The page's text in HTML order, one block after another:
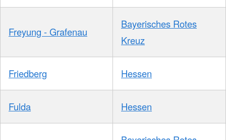
Freyung - Grafenau
Bayerisches Rotes
Kreuz
Friedberg Hessen
Fulda Hessen